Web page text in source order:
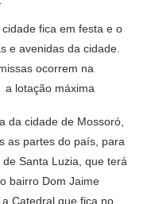
fica em festa e o
e avenidas da cidade.
ocorrem na
a lotação máxima
da cidade de Mossoró,
as partes do país, para
Santa Luzia, que terá
bairro Dom Jaime
Catedral que fica no